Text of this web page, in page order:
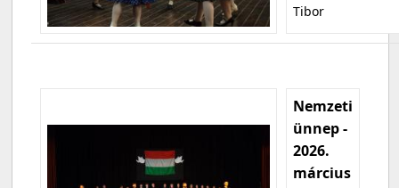
Tibor
Nemzeti
ünnep -
2026.
március